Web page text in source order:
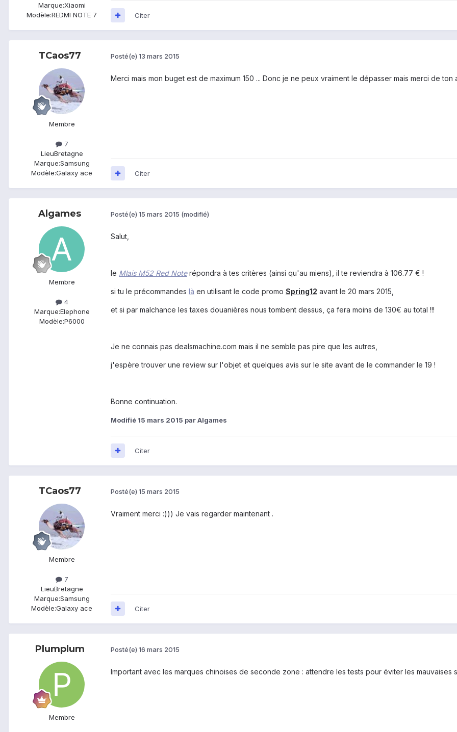
Marque:Xiaomi
Modèle:REDMI NOTE 7 Citer
TCaos77
Membre
7
LieuBretagne
Marque:Samsung
Modèle:Galaxy ace
Posté(e) 13 mars 2015
Merci mais mon buget est de maximum 150 ... Donc je ne peux vraiment le dépasser mais merci de ton
Citer
Algames
Membre
4
Marque:Elephone
Modèle:P6000
Posté(e) 15 mars 2015 (modifié)
Salut,
le Mlais M52 Red Noterépondra à tes critères (ainsi qu'au miens), il te reviendra à 106.77 € !
si tu le précommandes là en utilisant le code promo Spring12 avant le 20 mars 2015
et si par malchance les taxes douanières nous tombent dessus, ça fera moins de 130€ au total !!!
Je ne connais pas dealsmachine.com mais il ne semble pas pire que les autres,
j'espère trouver une review sur l'objet et quelques avis sur le site avant de le commander le 19 !
Bonne continuation.
Modifié 15 mars 2015 par Algames
Citer
TCaos77
Membre
7
LieuBretagne
Marque:Samsung
Modèle:Galaxy ace
Posté(e) 15 mars 2015
Vraiment merci :))) Je vais regarder maintenant .
Citer
Plumplum
Membre
Posté(e) 16 mars 2015
Important avec les marques chinoises de seconde zone : attendre les tests pour éviter les mauvaises